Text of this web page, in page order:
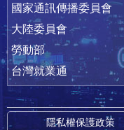
國家通訊傳播委員會
大陸委員會
勞動部
台灣就業通
隱私權保護政策